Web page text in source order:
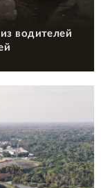
водителей